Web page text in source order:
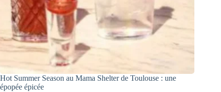
Hot Summer Season au Mama Shelter de Toulouse : une
épopée épicée